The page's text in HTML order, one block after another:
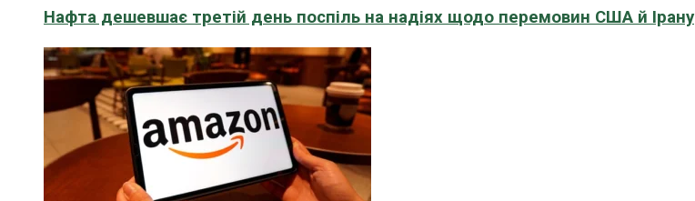
Нафта дешевшає третій день поспіль на надіях щодо перемовин США й Ірану